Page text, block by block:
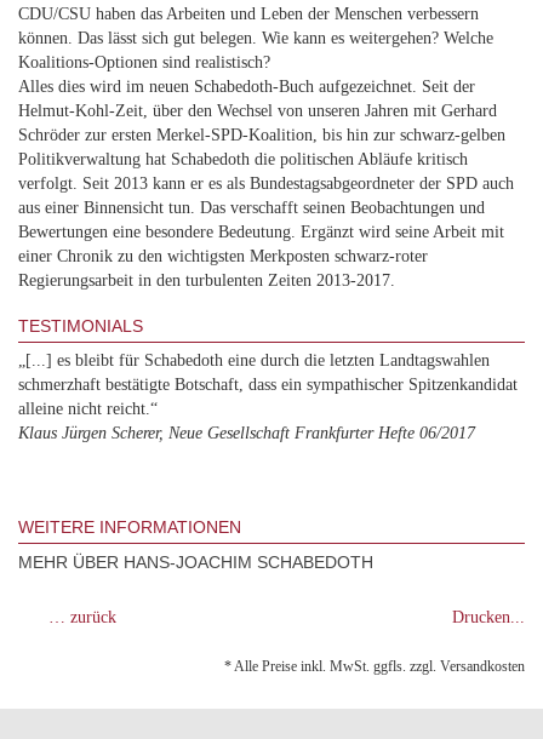
CDU/CSU haben das Arbeiten und Leben der Menschen verbessern
können. Das lässt sich gut belegen. Wie kann es weitergehen? Welche
Koalitions-Optionen sind realistisch?
Alles dies wird im neuen Schabedoth-Buch aufgezeichnet. Seit der
Helmut-Kohl-Zeit, über den Wechsel von unseren Jahren mit Gerhard
Schröder zur ersten Merkel-SPD-Koalition, bis hin zur schwarz-gelben
Politikverwaltung hat Schabedoth die politischen Abläufe kritisch
verfolgt. Seit 2013 kann er es als Bundestagsabgeordneter der SPD auch
aus einer Binnensicht tun. Das verschafft seinen Beobachtungen und
Bewertungen eine besondere Bedeutung. Ergänzt wird seine Arbeit mit
einer Chronik zu den wichtigsten Merkposten schwarz-roter
Regierungsarbeit in den turbulenten Zeiten 2013-2017.
TESTIMONIALS
„[...] es bleibt für Schabedoth eine durch die letzten Landtagswahlen
schmerzhaft bestätigte Botschaft, dass ein sympathischer Spitzenkandidat
alleine nicht reicht.“
Klaus Jürgen Scherer, Neue Gesellschaft Frankfurter Hefte 06/2017
WEITERE INFORMATIONEN
MEHR ÜBER HANS-JOACHIM SCHABEDOTH
… zurück Drucken...
* Alle Preise inkl. MwSt. ggfls. zzgl. Versandkosten